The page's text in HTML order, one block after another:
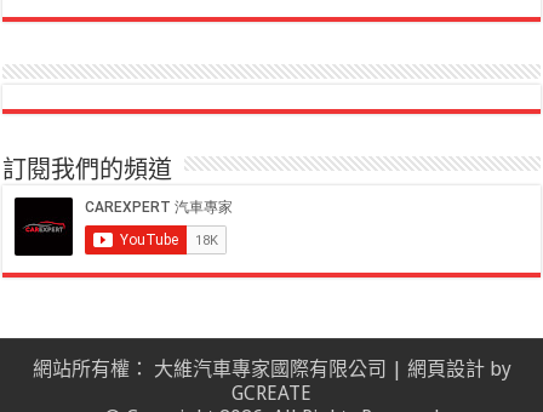
訂閱我們的頻道
網站所有權： 大維汽車專家國際有限公司 | 網頁設計by
GCREATE